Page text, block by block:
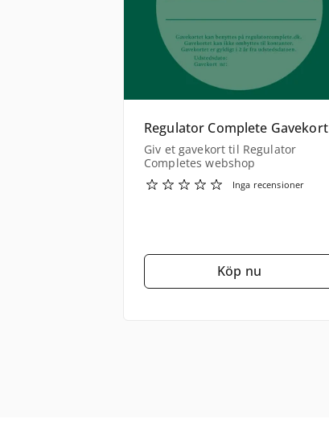
Regulator Complete Gavekort
Giv et gavekort til Regulator
Completes webshop
Inga recensioner
Köp nu